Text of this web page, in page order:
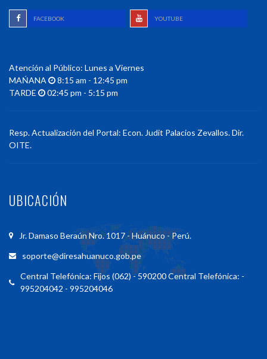
FACEBOOK YOUTUBE
Atención al Público: Lunes a Viernes
MAŃANA
8:15 am - 12:45 pm
TARDE
02:45 pm - 5:15 pm
Resp. Actualización del Portal: Econ. Judit Palacios Zevallos. Dir.
OITE.
UBICACIÓN
Jr. Damaso Beraún Nro. 1017 - Huánuco - Perú.
soporte@diresahuanuco.gob.pe
Central Telefónica: Fijos (062) - 590200 Central Telefónica: -
995204042 - 995204046